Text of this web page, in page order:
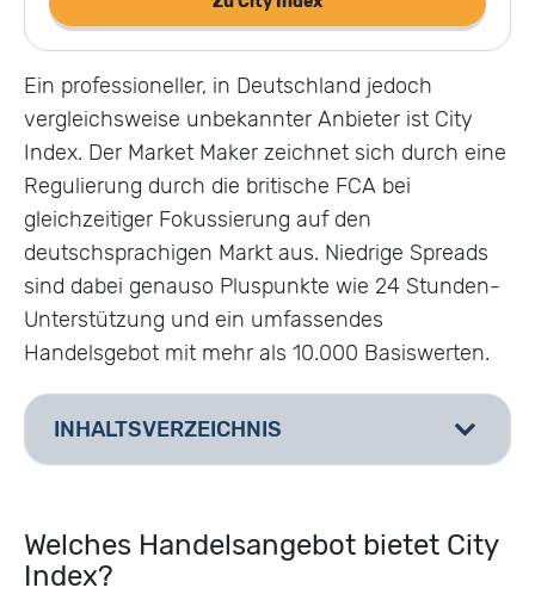
Ein professioneller, in Deutschland jedoch
vergleichsweise unbekannter Anbieter ist City
Index. Der Market Maker zeichnet sich durch eine
Regulierung durch die britische FCA bei
gleichzeitiger Fokussierung auf den
deutschsprachigen Markt aus. Niedrige Spreads
sind dabei genauso Pluspunkte wie 24 Stunden-
Unterstützung und ein umfassendes
Handelsgebot mit mehr als 10.000 Basiswerten.
INHALTSVERZEICHNIS
Welches Handelsangebot bietet City
Index?